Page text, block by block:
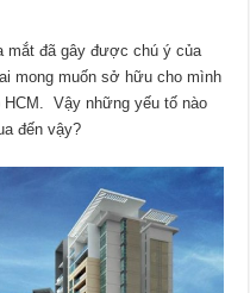
mắt đã gây được chú ý của
mong muốn sở hữu cho mình
HCM. Vậy những yếu tố nào
đến vậy?